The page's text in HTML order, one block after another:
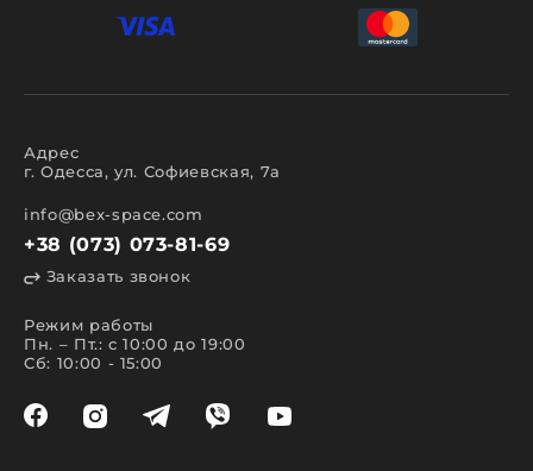
Адрес
г. Одесса, ул. Софиевская, 7а
info@bex-space.com
+38 (073) 073-81-69
Заказать звонок
Режим работы
Пн. – Пт.: с 10:00 до 19:00
Сб: 10:00 - 15:00